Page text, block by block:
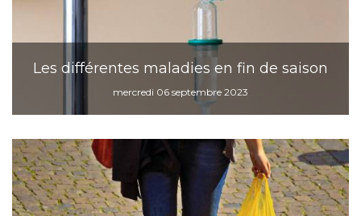
Les différentes maladies en fin de saison
mercredi 06 septembre 2023